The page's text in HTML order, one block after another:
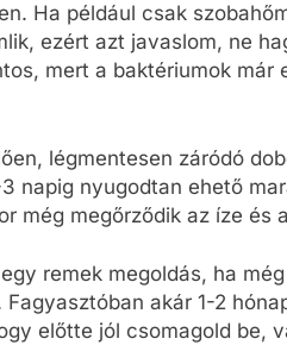
Ha például csak
ezért azt javaslom, ne
mert a baktériumok már
légmentesen záródó
napig nyugodtan ehető
még megőrződik az íze és
remek megoldás, ha
akár 1-2
előtte jól csomagold be,